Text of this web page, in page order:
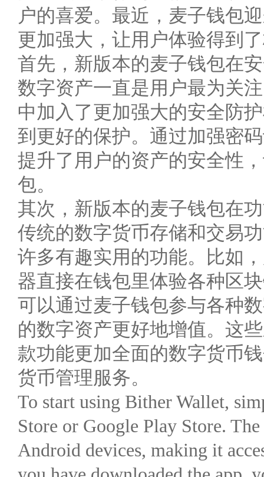
户的喜爱。最近，麦子钱包
更加强大，让用户体验得到
首先，新版本的麦子钱包在
数字资产一直是用户最为关
中加入了更加强大的安全防
到更好的保护。通过加强密
提升了用户的资产的安全性
包。
其次，新版本的麦子钱包在
传统的数字货币存储和交易
许多有趣实用的功能。比如
器直接在钱包里体验各种区
可以通过麦子钱包参与各种
的数字资产更好地增值。这
款功能更加全面的数字货币
货币管理服务。
To start using Bither Wallet,
Store or Google Play Store.
Android devices, making it